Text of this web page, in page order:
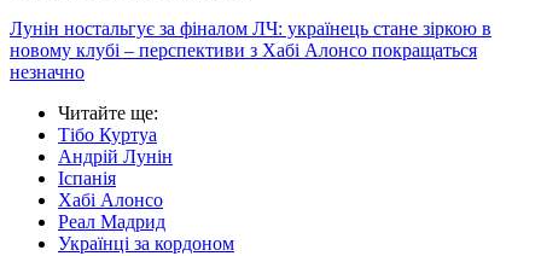
Лунін ностальгує за фіналом ЛЧ: українець стане зіркою в
новому клубі – перспективи з Хабі Алонсо покращаться
незначно
Читайте ще:
Тібо Куртуа
Андрій Лунін
Іспанія
Хабі Алонсо
Реал Мадрид
Українці за кордоном